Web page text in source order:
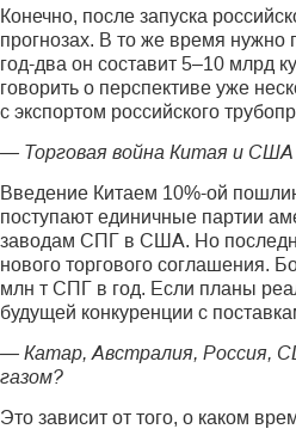
Конечно, после запуска
прогнозах. В то же время нужно
год-два он составит 5–10 млрд
говорить о перспективе уже
с экспортом российского
— Торговая война Китая и США
Введение Китаем 10%-ой
поступают единичные партии
заводам СПГ в США. Но
нового торгового соглашения.
млн т СПГ в год. Если планы
будущей конкуренции с
— Катар, Австралия, Россия,
газом?
Это зависит от того, о каком